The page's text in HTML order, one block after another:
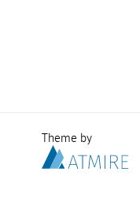
Theme by